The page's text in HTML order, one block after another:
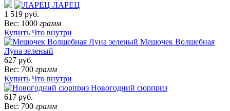
ЛАРЕЦ
1 519 руб.
Вес: 1000 грамм
Купить Что внутри
Мешочек Волшебная
Луна зеленый
627 руб.
Вес: 700 грамм
Купить Что внутри
Новогодний сюрприз
617 руб.
Вес: 700 грамм